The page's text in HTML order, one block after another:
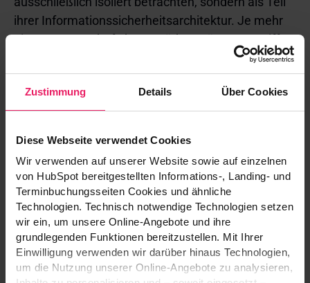
Zustimmung Details Über Cookies
Diese Webseite verwendet Cookies
Wir verwenden auf unserer Website sowie auf einzelnen
von HubSpot bereitgestellten Informations-, Landing- und
Terminbuchungsseiten Cookies und ähnliche
Technologien. Technisch notwendige Technologien setzen
wir ein, um unsere Online-Angebote und ihre
grundlegenden Funktionen bereitzustellen. Mit Ihrer
Einwilligung verwenden wir darüber hinaus Technologien,
um die Nutzung unserer Online-Angebote zu analysieren,
ihrer Informationssicherheitsarchitektur. Je mehr
ein KI-System darf, desto stärker müssen Zugriff,
Protokollierung, Prüfung und Begrenzung
ausgestaltet sein.
KI-Kompetenz ist Pflicht – und mehr
als Prompting
Ein häufig unterschätzter Punkt ist die KI-
Kompetenz. Mitarbeitende müssen verstehen, wie
KI funktioniert, wo ihre Grenzen liegen und welche
Risiken bestehen. Dazu gehört nicht nur, gute
Prompts zu schreiben, sondern, ein Bewusstsein